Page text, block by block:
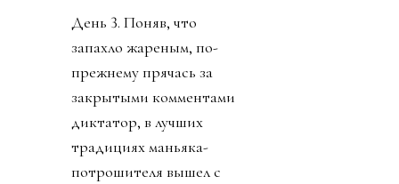
День 3. Поняв, что
запахло жареным, по-
прежнему прячась за
закрытыми комментами
диктатор, в лучших
традициях маньяка-
потрошителя вышел с